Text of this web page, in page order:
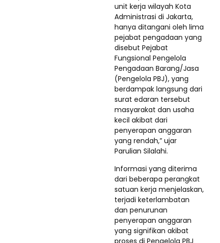
unit kerja wilayah Kota
Administrasi di Jakarta,
hanya ditangani oleh lima
pejabat pengadaan yang
disebut Pejabat
Fungsional Pengelola
Pengadaan Barang/Jasa
(Pengelola PBJ), yang
berdampak langsung dari
surat edaran tersebut
masyarakat dan usaha
kecil akibat dari
penyerapan anggaran
yang rendah,” ujar
Parulian Silalahi.
Informasi yang diterima
dari beberapa perangkat
satuan kerja menjelaskan,
terjadi keterlambatan
dan penurunan
penyerapan anggaran
yang signifikan akibat
proses di Pengelola PBJ